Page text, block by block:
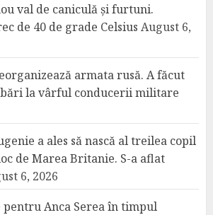
val de caniculă și furtuni.
de 40 de grade Celsius August 6,
armata rusă. A făcut
la vârful conducerii militare
a ales să nască al treilea copil
de Marea Britanie. S-a aflat
6, 2026
Anca Serea în timpul